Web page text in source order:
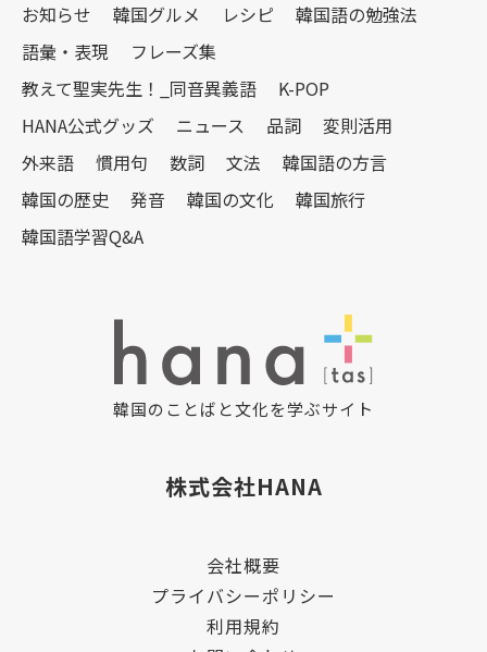
お知らせ 韓国グルメ レシピ
韓国語の勉強法
語彙・表現
フレーズ集
教えて聖実先生！_同音異義語
K-POP
HANA公式グッズ
ニュース 品詞
変則活用
外来語
慣用句 数詞 文法
韓国語の方言
韓国の歴史
発音 韓国の文化
韓国旅行
韓国語学習Q&A
韓国のことばと文化を学ぶサイト
株式会社HANA
会社概要
プライバシーポリシー
利用規約